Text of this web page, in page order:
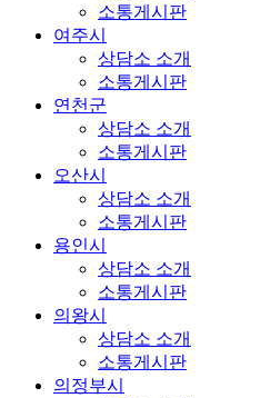
소통게시판
여주시
상담소 소개
소통게시판
연천군
상담소 소개
소통게시판
오산시
상담소 소개
소통게시판
용인시
상담소 소개
소통게시판
의왕시
상담소 소개
소통게시판
의정부시